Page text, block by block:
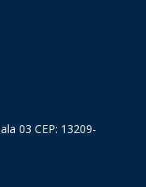
03 CEP: 13209-